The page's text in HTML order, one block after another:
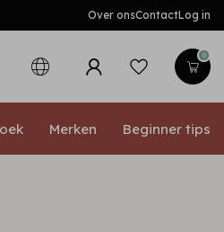
Over onsContactLog in
0
Merken Beginner tips